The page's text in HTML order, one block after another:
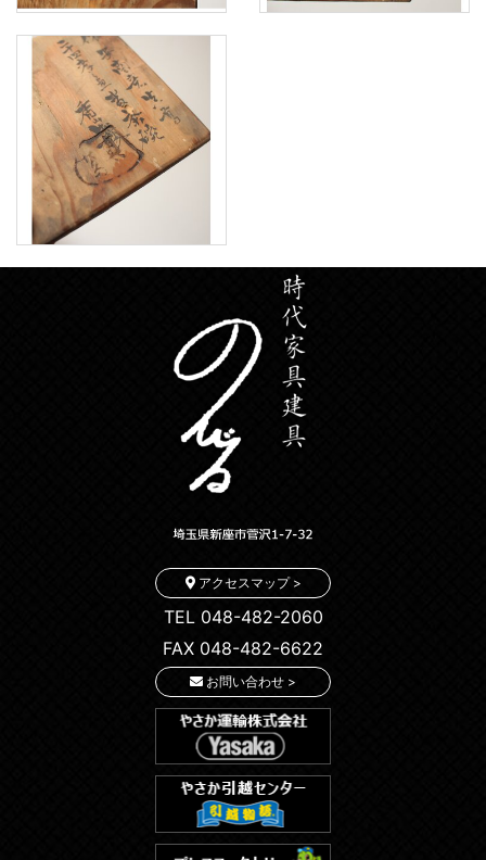
アクセスマップ >
TEL 048-482-2060
FAX 048-482-6622
お問い合わせ >